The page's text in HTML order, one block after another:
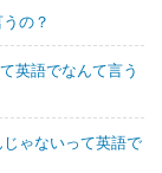
の？
英語でなんて言う
ゃないって英語で